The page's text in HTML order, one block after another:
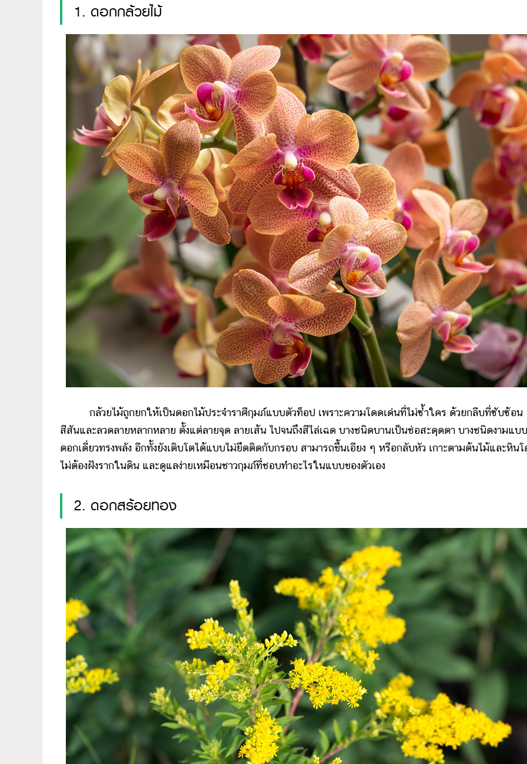
1. ดอกกล้วยไม้
กล้วยไม้ถูกยกให้เป็นดอกไม้ประจำราศีกุมภ์แบบตัวท็อป เพราะความโดดเด่นที่ไม่ซ้ำใคร ด้วยกลีบที่ซับซ้อน
สีสันและลวดลายหลากหลาย ตั้งแต่ลายจุด ลายเส้น ไปจนถึงสีไล่เฉด บางชนิดบานเป็นช่อสะดุดตา บางชนิดงามแบบ
ดอกเดี่ยวทรงพลัง อีกทั้งยังเติบโตได้แบบไม่ยึดติดกับกรอบ สามารถขึ้นเอียง ๆ หรือกลับหัว เกาะตามต้นไม้และหิน
ไม่ต้องฝังรากในดิน และดูแลง่ายเหมือนชาวกุมภ์ที่ชอบทำอะไรในแบบของตัวเอง
2. ดอกสร้อยทอง